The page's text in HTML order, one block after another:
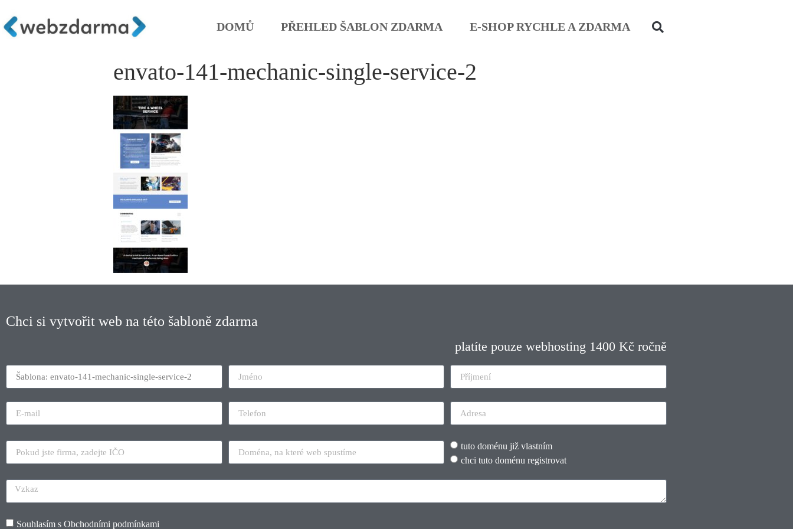
DOMŮ PŘEHLED ŠABLON ZDARMA E-SHOP RYCHLE A ZDARMA
envato-141-mechanic-single-service-2
Chci si vytvořit web na této šabloně zdarma
platíte pouze webhosting 1400 Kč ročně
tuto doménu již vlastním
chci tuto doménu registrovat
Souhlasím s Obchodními podmínkami